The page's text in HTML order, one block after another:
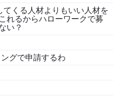
てくる人材よりもいい人材を
れるからハローワークで募
い？
グで申請するわ